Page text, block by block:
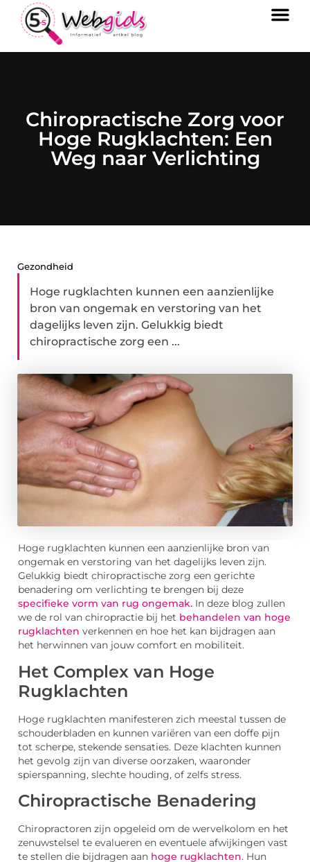
Chiropractische Zorg voor
Hoge Rugklachten: Een
Weg naar Verlichting
Gezondheid
Hoge rugklachten kunnen een aanzienlijke
bron van ongemak en verstoring van het
dagelijks leven zijn. Gelukkig biedt
chiropractische zorg een ...
Hoge rugklachten kunnen een aanzienlijke bron van
ongemak en verstoring van het dagelijks leven zijn.
Gelukkig biedt chiropractische zorg een gerichte
benadering om verlichting te brengen bij deze
specifieke vorm van rug ongemak. In deze blog zullen
we de rol van chiropractie bij het behandelen van hoge
rugklachten verkennen en hoe het kan bijdragen aan
het herwinnen van jouw comfort en mobiliteit.
Het Complex van Hoge
Rugklachten
Hoge rugklachten manifesteren zich meestal tussen de
schouderbladen en kunnen variëren van een doffe pijn
tot scherpe, stekende sensaties. Deze klachten kunnen
het gevolg zijn van diverse oorzaken, waaronder
spierspanning, slechte houding, of zelfs stress.
Chiropractische Benadering
Chiropractoren zijn opgeleid om de wervelkolom en het
zenuwstelsel te evalueren en eventuele afwijkingen vast
te stellen die bijdragen aan hoge rugklachten. Hun